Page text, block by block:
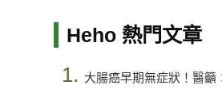
Heho 熱門文章
1. 大腸癌早期無症狀！醫籲